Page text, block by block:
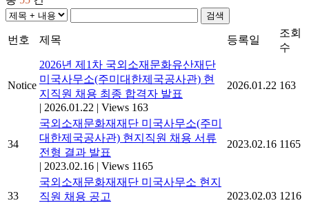
검색
번호 제목 등록일
조회
수
Notice
2026년 제1차 국외소재문화유산재단
미국사무소(주미대한제국공사관) 현
지직원 채용 최종 합격자 발표
| 2026.01.22 | Views 163
2026.01.22 163
34
국외소재문화재재단 미국사무소(주미
대한제국공사관) 현지직원 채용 서류
전형 결과 발표
| 2023.02.16 | Views 1165
2023.02.16 1165
33
국외소재문화재재단 미국사무소 현지
직원 채용 공고
2023.02.03 1216